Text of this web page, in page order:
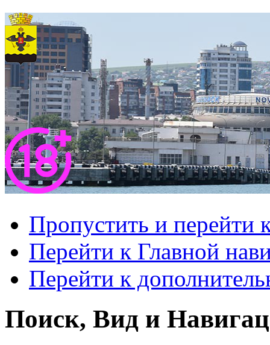
Пропустить и перейти
Перейти к Главной
Перейти к
Поиск, Вид и